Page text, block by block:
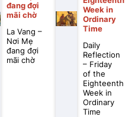
đang đợi
mãi chờ
La Vang –
Nơi Mẹ
đang đợi
mãi chờ
Week in
Ordinary
Time
Daily
Reflection
– Friday
of the
Eighteenth
Week in
Ordinary
Time